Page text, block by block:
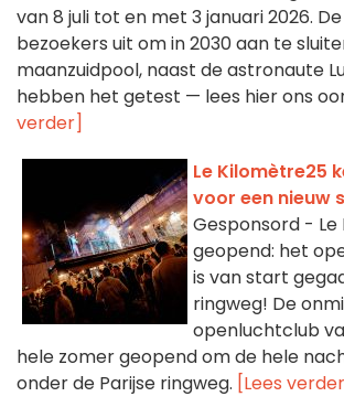
van 8 juli tot en met 3 januari 2026.
bezoekers uit om in 2030 aan te
maanzuidpool, naast de astronaute
hebben het getest — lees hier ons
verder]
Le Kilomètre25
voor een nieuw
Gesponsord - Le
geopend: het
is van start
ringweg! De
openluchtclub
hele zomer geopend om de hele
onder de Parijse ringweg. [Lees